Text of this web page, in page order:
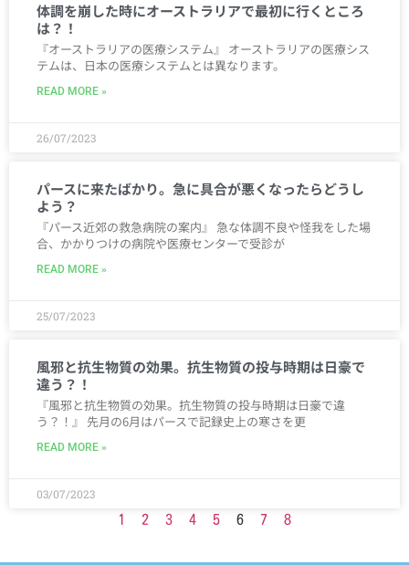
体調を崩した時にオーストラリアで最初に行くところ
は？！
『オーストラリアの医療システム』 オーストラリアの医療シス
テムは、日本の医療システムとは異なります。
READ MORE »
26/07/2023
パースに来たばかり。急に具合が悪くなったらどうし
よう？
『パース近郊の救急病院の案内』 急な体調不良や怪我をした場
合、かかりつけの病院や医療センターで受診が
READ MORE »
25/07/2023
風邪と抗生物質の効果。抗生物質の投与時期は日豪で
違う？！
『風邪と抗生物質の効果。抗生物質の投与時期は日豪で違
う？！』 先月の6月はパースで記録史上の寒さを更
READ MORE »
03/07/2023
1
2 3 4 5 6 7 8